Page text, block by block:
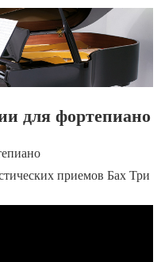
для фортепиано
приемов Бах Три